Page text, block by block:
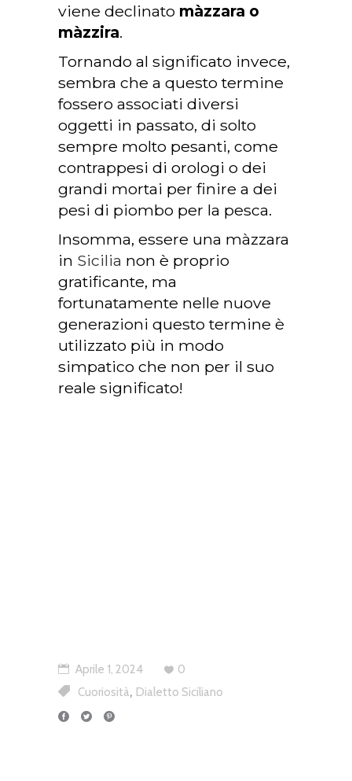
viene declinato màzzara o
màzzira.
Tornando al significato invece,
sembra che a questo termine
fossero associati diversi
oggetti in passato, di solto
sempre molto pesanti, come
contrappesi di orologi o dei
grandi mortai per finire a dei
pesi di piombo per la pesca.
Insomma, essere una màzzara
in Sicilia non è proprio
gratificante, ma
fortunatamente nelle nuove
generazioni questo termine è
utilizzato più in modo
simpatico che non per il suo
reale significato!
Aprile 1, 2024
0
Cuoriosità, Dialetto Siciliano